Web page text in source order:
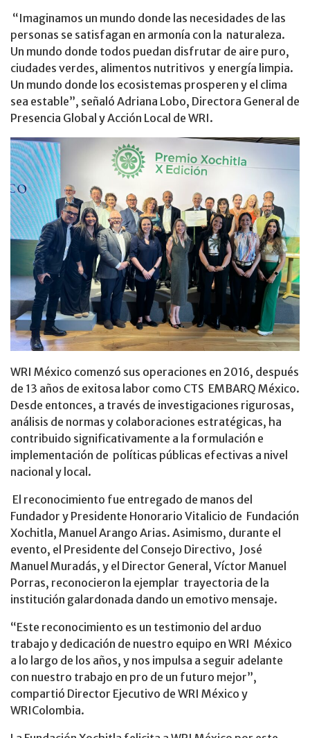
“Imaginamos un mundo donde las necesidades de las
personas se satisfagan en armonía con la naturaleza.
Un mundo donde todos puedan disfrutar de aire puro,
ciudades verdes, alimentos nutritivos y energía limpia.
Un mundo donde los ecosistemas prosperen y el clima
sea estable”, señaló Adriana Lobo, Directora General de
Presencia Global y Acción Local de WRI.
WRI México comenzó sus operaciones en 2016, después
de 13 años de exitosa labor como CTS EMBARQ México.
Desde entonces, a través de investigaciones rigurosas,
análisis de normas y colaboraciones estratégicas, ha
contribuido significativamente a la formulación e
implementación de políticas públicas efectivas a nivel
nacional y local.
El reconocimiento fue entregado de manos del
Fundador y Presidente Honorario Vitalicio de Fundación
Xochitla, Manuel Arango Arias. Asimismo, durante el
evento, el Presidente del Consejo Directivo, José
Manuel Muradás, y el Director General, Víctor Manuel
Porras, reconocieron la ejemplar trayectoria de la
institución galardonada dando un emotivo mensaje.
“Este reconocimiento es un testimonio del arduo
trabajo y dedicación de nuestro equipo en WRI México
a lo largo de los años, y nos impulsa a seguir adelante
con nuestro trabajo en pro de un futuro mejor”,
compartió Director Ejecutivo de WRI México y
WRIColombia.